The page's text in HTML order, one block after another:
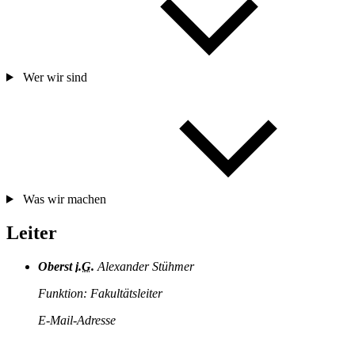
Wer wir sind
Was wir machen
Leiter
Obersti.G. Alexander Stühmer
Funktion: Fakultätsleiter
E-Mail-Adresse